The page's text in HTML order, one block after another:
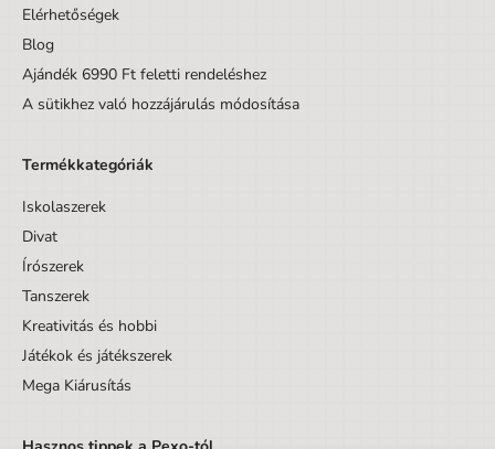
Elérhetőségek
Blog
Ajándék 6990 Ft feletti rendeléshez
A sütikhez való hozzájárulás módosítása
Termékkategóriák
Iskolaszerek
Divat
Írószerek
Tanszerek
Kreativitás és hobbi
Játékok és játékszerek
Mega Kiárusítás